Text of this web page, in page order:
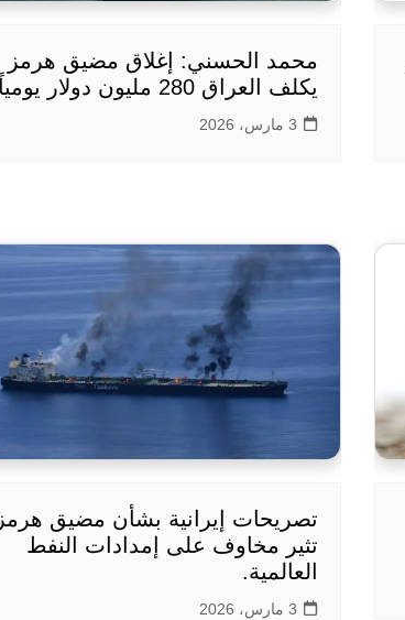
محمد الحسني: إغلاق مضيق هرمز
يكلف العراق 280 مليون دولار يومياً.
3 مارس، 2026
تصريحات إيرانية بشأن مضيق هرمز
تثير مخاوف على إمدادات النفط
العالمية.
3 مارس، 2026